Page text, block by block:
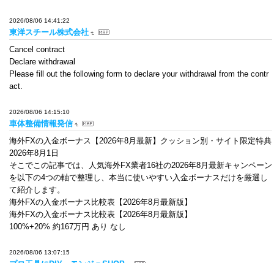
2026/08/06 14:41:22
東洋スチール株式会社
Cancel contract
Declare withdrawal
Please fill out the following form to declare your withdrawal from the contr
act.
2026/08/06 14:15:10
車体整備情報発信
海外FXの入金ボーナス【2026年8月最新】クッション別・サイト限定特典
2026年8月1日
そこでこの記事では、人気海外FX業者16社の2026年8月最新キャンペーン
を以下の4つの軸で整理し、本当に使いやすい入金ボーナスだけを厳選し
て紹介します。
海外FXの入金ボーナス比較表【2026年8月最新版】
海外FXの入金ボーナス比較表【2026年8月最新版】
100%+20% 約167万円 あり なし
2026/08/06 13:07:15